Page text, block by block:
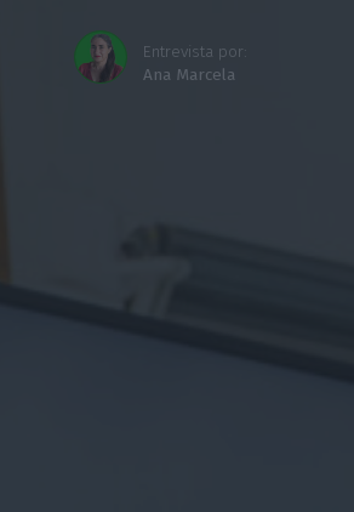
Entrevista por:
Ana Marcela